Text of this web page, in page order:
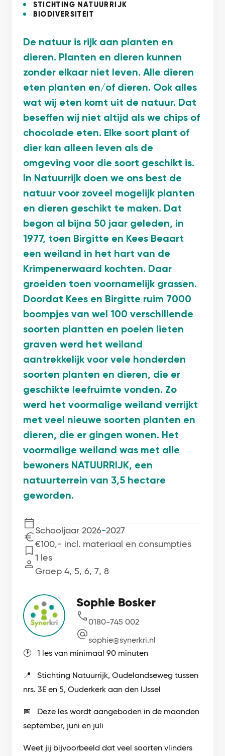
STICHTING NATUURRIJK
BIODIVERSITEIT
De natuur is rijk aan planten en
dieren. Planten en dieren kunnen
zonder elkaar niet leven. Alle dieren
eten planten en/of dieren. Ook alles
wat wij eten komt uit de natuur. Dat
beseffen wij niet altijd als we chips of
chocolade eten. Elke soort plant of
dier kan alleen leven als de
omgeving voor die soort geschikt is.
In Natuurrijk doen we ons best de
natuur voor zoveel mogelijk planten
en dieren geschikt te maken. Dat
begon al bijna 50 jaar geleden, in
1977, toen Birgitte en Kees Beaart
een weiland in het hart van de
Krimpenerwaard kochten. Daar
groeiden toen voornamelijk grassen.
Doordat Kees en Birgitte ruim 7000
boompjes van wel 100 verschillende
soorten plantten en poelen lieten
graven werd het weiland
aantrekkelijk voor vele honderden
soorten planten en dieren, die er
geschikte leefruimte vonden. Zo
werd het voormalige weiland verrijkt
met veel nieuwe soorten planten en
dieren, die er gingen wonen. Het
voormalige weiland was met alle
bewoners NATUURRIJK, een
natuurterrein van 3,5 hectare
geworden.
Schooljaar 2026-2027
Kosten
€100,- incl. materiaal en consumpties
Lessen
1 les
Groep 4, 5, 6, 7, 8
Sophie Bosker
0180-745 002
sophie@synerkri.nl
🕑 1 les van minimaal 90 minuten
📍 Stichting Natuurrijk, Oudelandseweg tussen
nrs. 3E en 5, Ouderkerk aan den IJssel
📅 Deze les wordt aangeboden in de maanden
september, juni en juli
Weet jij bijvoorbeeld dat veel soorten vlinders